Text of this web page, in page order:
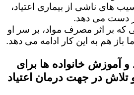
های ناشی از بیماری اعتیاد،
دست می دهد.
که بر اثر مصرف مواد، بر سر او
باز هم به این کار ادامه می دهد.
و آموزش خانواده ها برای
تلاش در جهت درمان اعتیاد